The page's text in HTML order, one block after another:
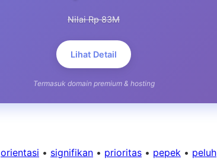
Nilai Rp 83M
Lihat Detail
Termasuk domain premium & hosting
orientasi • signifikan • prioritas • pepek • peluh